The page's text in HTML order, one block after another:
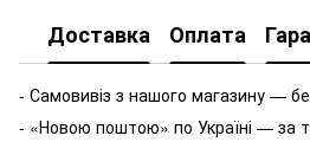
Доставка Оплата
- Самовивіз з нашого магазину —
- «Новою поштою» по Україні — за